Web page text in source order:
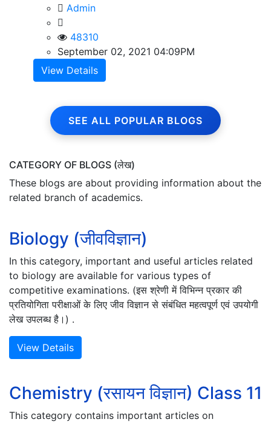
Admin
48310
September 02, 2021 04:09PM
View Details
SEE ALL POPULAR BLOGS
CATEGORY OF BLOGS (लेख)
These blogs are about providing information about the
related branch of academics.
Biology (जीवविज्ञान)
In this category, important and useful articles related
to biology are available for various types of
competitive examinations. (इस श्रेणी में विभिन्न प्रकार की
प्रतियोगिता परीक्षाओं के लिए जीव विज्ञान से संबंधित महत्वपूर्ण एवं उपयोगी
लेख उपलब्ध है।) .
View Details
Chemistry (रसायन विज्ञान) Class 11
This category contains important articles on